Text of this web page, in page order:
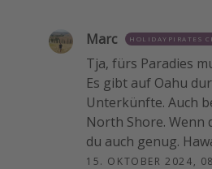
Marc HOLIDAYPIRATES
Tja, fürs Paradies
Es gibt auf Oahu
Unterkünfte. Auch
North Shore. Wenn
du auch genug.
15. OKTOBER 2024,